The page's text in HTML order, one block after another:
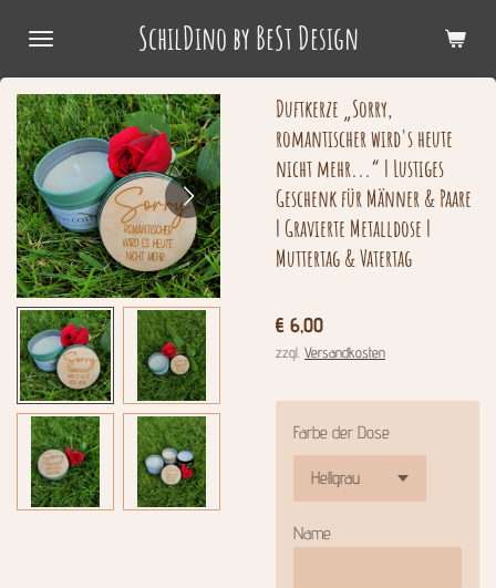
Hauptinhalt
springen
SchilDino by BeSt Design
Duftkerze „Sorry,
romantischer wird's heute
nicht mehr...“ | Lustiges
Geschenk für Männer & Paare
| Gravierte Metalldose |
Muttertag & Vatertag
€ 6,00
zzgl. Versandkosten
Farbe der Dose
Name